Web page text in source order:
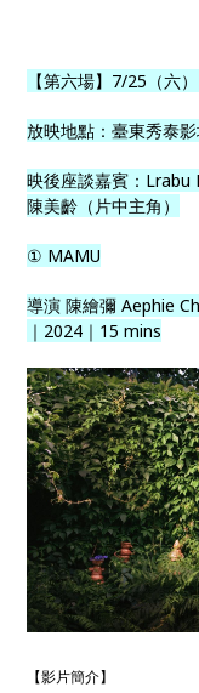
【第六場】7/25（六
放映地點：臺東秀泰
映後座談嘉賓：Lrabu
陳美齡（片中主角）
① MAMU
導演 陳繪彌 Aephie
｜2024｜15 mins
【影片簡介】